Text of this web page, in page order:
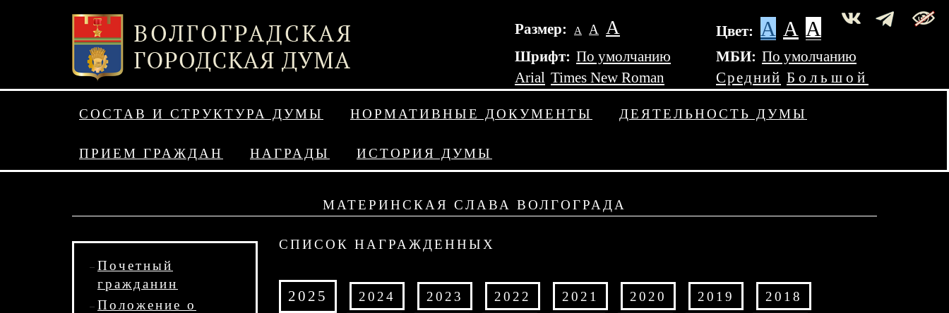
Размер: А А А Цвет: A A A
Шрифт: По умолчанию
Arial Times New Roman
МБИ: По умолчанию
Средний Большой
СОСТАВ И СТРУКТУРА ДУМЫ НОРМАТИВНЫЕ ДОКУМЕНТЫ ДЕЯТЕЛЬНОСТЬ ДУМЫ
ПРИЕМ ГРАЖДАН НАГРАДЫ ИСТОРИЯ ДУМЫ
МАТЕРИНСКАЯ СЛАВА ВОЛГОГРАДА
Почетный
гражданин
Положение о
СПИСОК НАГРАЖДЕННЫХ
2025 2024 2023 2022 2021 2020 2019 2018